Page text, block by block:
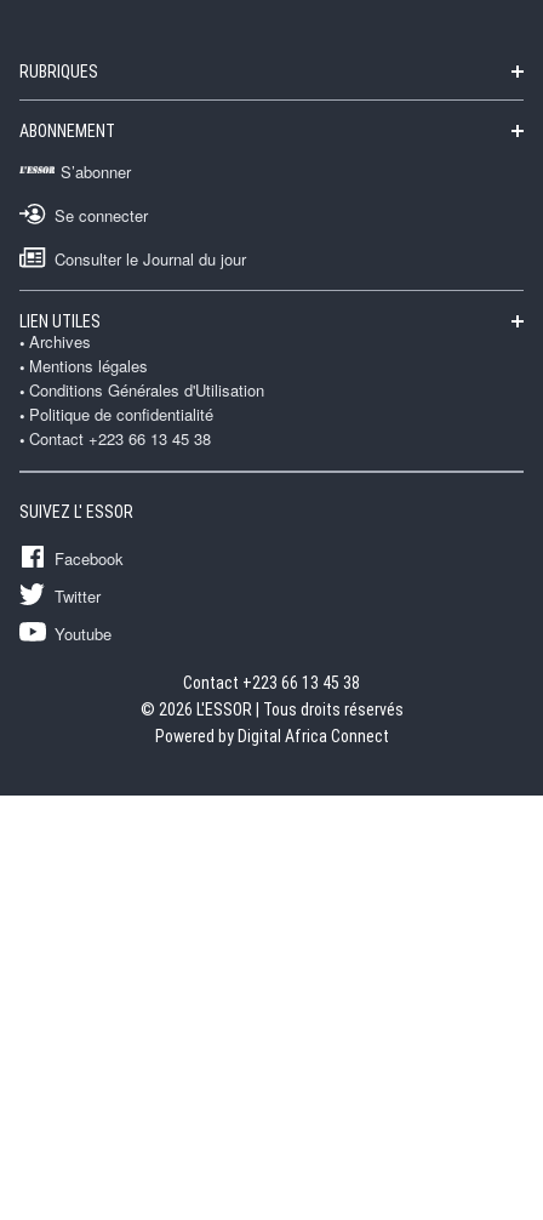
RUBRIQUES
ABONNEMENT
S’abonner
Se connecter
Consulter le Journal du jour
LIEN UTILES
Archives
Mentions légales
Conditions Générales d'Utilisation
Politique de confidentialité
Contact +223 66 13 45 38
SUIVEZ L' ESSOR
Facebook
Twitter
Youtube
Contact +223 66 13 45 38
© 2026 L'ESSOR | Tous droits réservés
Powered by Digital Africa Connect